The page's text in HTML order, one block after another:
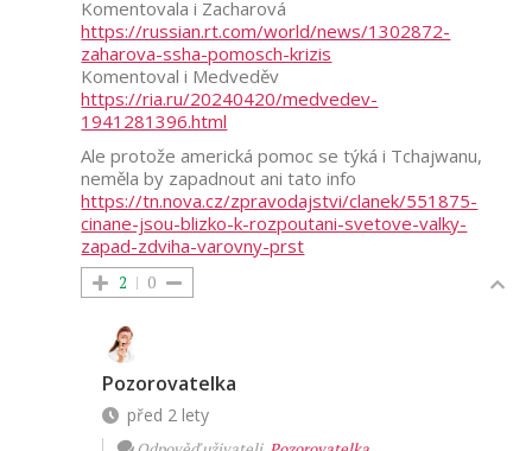
Komentovala i Zacharová
https://russian.rt.com/world/news/1302872-
zaharova-ssha-pomosch-krizis
Komentoval i Medveděv
https://ria.ru/20240420/medvedev-
1941281396.html
Ale protože americká pomoc se týká i Tchajwanu,
neměla by zapadnout ani tato info
https://tn.nova.cz/zpravodajstvi/clanek/551875-
cinane-jsou-blizko-k-rozpoutani-svetove-valky-
zapad-zdviha-varovny-prst
2 0
Pozorovatelka
před 2 lety